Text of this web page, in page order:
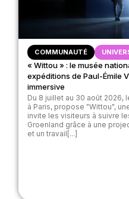
COMMUNAUTÉ
« Wittou » : le musée
expéditions de Paul-Émile
immersive
Du 8 juillet au 30 août 2026,
à Paris, propose "Wittou",
invite les visiteurs à suivre
Groenland grâce à une
et un travail[...]